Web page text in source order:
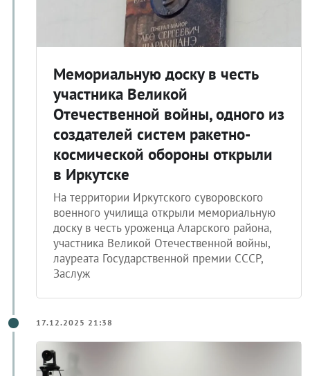
Мемориальную доску в честь
участника Великой
Отечественной войны, одного из
создателей систем ракетно-
космической обороны открыли
в Иркутске
На территории Иркутского суворовского
военного училища открыли мемориальную
доску в честь уроженца Аларского района,
участника Великой Отечественной войны,
лауреата Государственной премии СССР,
Заслуж
17.12.2025 21:38